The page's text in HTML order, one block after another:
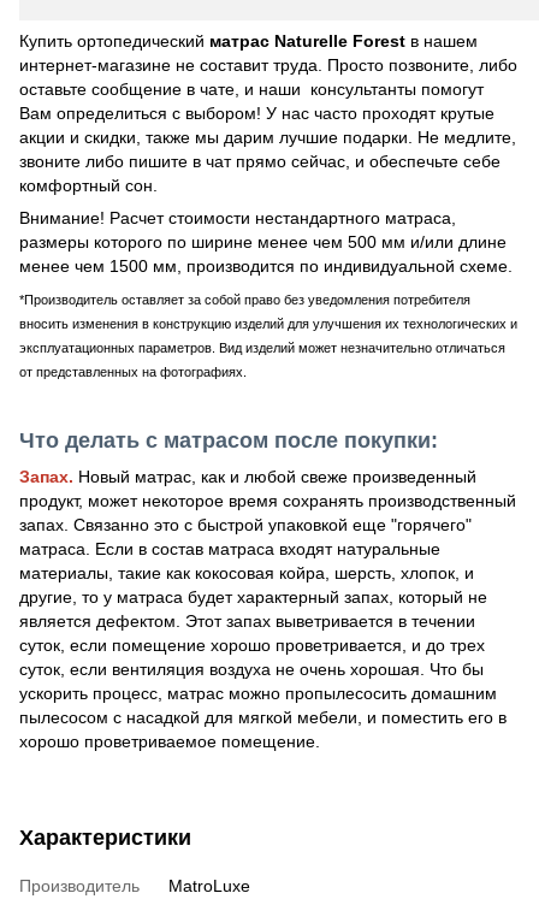
Купить ортопедический матрас Naturelle Forest в нашем
интернет-магазине не составит труда. Просто позвоните, либо
оставьте сообщение в чате, и наши консультанты помогут
Вам определиться с выбором! У нас часто проходят крутые
акции и скидки, также мы дарим лучшие подарки. Не медлите,
звоните либо пишите в чат прямо сейчас, и обеспечьте себе
комфортный сон.
Внимание! Расчет стоимости нестандартного матраса,
размеры которого по ширине менее чем 500 мм и/или длине
менее чем 1500 мм, производится по индивидуальной схеме.
*Производитель оставляет за собой право без уведомления потребителя
вносить изменения в конструкцию изделий для улучшения их технологических и
эксплуатационных параметров. Вид изделий может незначительно отличаться
от представленных на фотографиях.
Что делать с матрасом после покупки:
Запах. Новый матрас, как и любой свеже произведенный
продукт, может некоторое время сохранять производственный
запах. Связанно это с быстрой упаковкой еще "горячего"
матраса. Если в состав матраса входят натуральные
материалы, такие как кокосовая койра, шерсть, хлопок, и
другие, то у матраса будет характерный запах, который не
является дефектом. Этот запах выветривается в течении
суток, если помещение хорошо проветривается, и до трех
суток, если вентиляция воздуха не очень хорошая. Что бы
ускорить процесс, матрас можно пропылесосить домашним
пылесосом с насадкой для мягкой мебели, и поместить его в
хорошо проветриваемое помещение.
Характеристики
Производитель MatroLuxe